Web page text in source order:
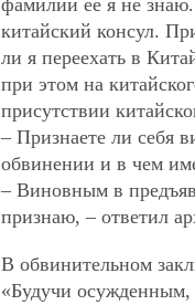
фамилии ее я не
китайский консул.
ли я переехать в
при этом на
присутствии
– Признаете ли себя
обвинении и в чем
– Виновным в
признаю, – ответил
В обвинительном
«Будучи